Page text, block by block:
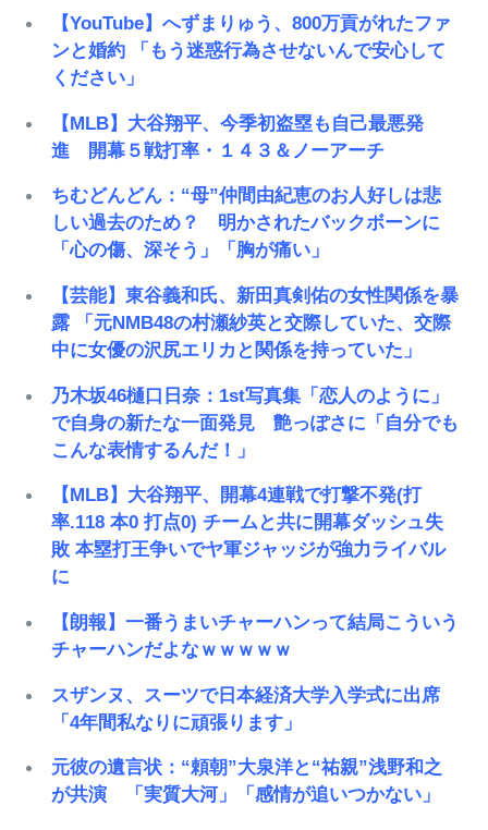
【YouTube】へずまりゅう、800万貢がれたファ
ンと婚約 「もう迷惑行為させないんで安心して
ください」
【MLB】大谷翔平、今季初盗塁も自己最悪発
進 開幕５戦打率・１４３＆ノーアーチ
ちむどんどん：“母”仲間由紀恵のお人好しは悲
しい過去のため？ 明かされたバックボーンに
「心の傷、深そう」「胸が痛い」
【芸能】東谷義和氏、新田真剣佑の女性関係を暴
露 「元NMB48の村瀬紗英と交際していた、交際
中に女優の沢尻エリカと関係を持っていた」
乃木坂46樋口日奈：1st写真集「恋人のように」
で自身の新たな一面発見 艶っぽさに「自分でも
こんな表情するんだ！」
【MLB】大谷翔平、開幕4連戦で打撃不発(打
率.118 本0 打点0) チームと共に開幕ダッシュ失
敗 本塁打王争いでヤ軍ジャッジが強力ライバル
に
【朗報】一番うまいチャーハンって結局こういう
チャーハンだよなｗｗｗｗｗ
スザンヌ、スーツで日本経済大学入学式に出席
「4年間私なりに頑張ります」
元彼の遺言状：“頼朝”大泉洋と“祐親”浅野和之
が共演 「実質大河」「感情が追いつかない」